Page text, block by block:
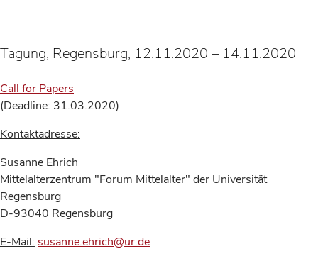
Tagung, Regensburg, 12.11.2020 – 14.11.2020
Call for Papers
(Deadline: 31.03.2020)
Kontaktadresse:
Susanne Ehrich
Mittelalterzentrum "Forum Mittelalter" der Universität
Regensburg
D-93040 Regensburg
E-Mail: susanne.ehrich@ur.de